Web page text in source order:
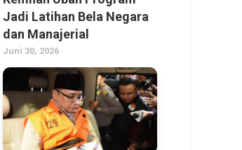
Jadi Latihan Bela Negara
dan Manajerial
Juni 30, 2026